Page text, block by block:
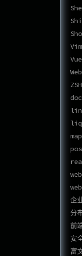
Vim
Vue
Web
ZSH
map
web
企
分
前
安
富